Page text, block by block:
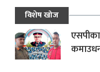
विशेष खोज
एसपीका